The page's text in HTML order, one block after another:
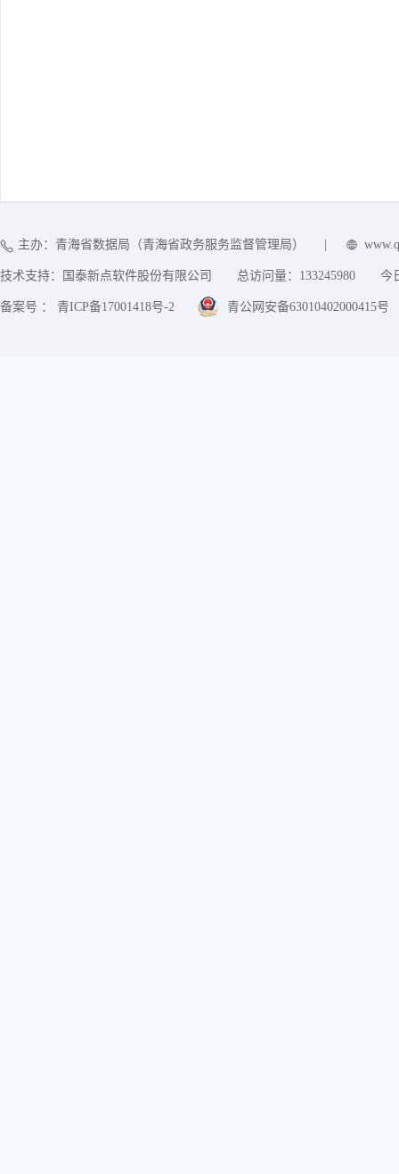
主办：青海省数据局（青海省政务服务监督管理局）
技术支持：国泰新点软件股份有限公司 总访问量： 133245980 今
备案号 ： 青ICP备17001418号-2 青公网安备63010402000415号